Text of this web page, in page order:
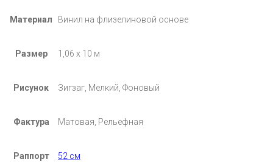
Материал Винил на флизелиновой основе
Размер 1,06 х 10 м
Рисунок Зигзаг, Мелкий, Фоновый
Фактура Матовая, Рельефная
Раппорт 52 см